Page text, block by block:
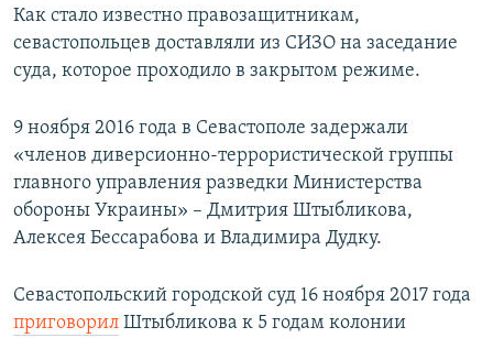
КРЫМ.НЕПОКОРЕННЫЙ
Все сайты RFE/RL
Как стало известно правозащитникам,
севастопольцев доставляли из СИЗО на заседание
суда, которое проходило в закрытом режиме.
9 ноября 2016 года в Севастополе задержали
«членов диверсионно-террористической группы
главного управления разведки Министерства
обороны Украины» – Дмитрия Штыбликова,
Алексея Бессарабова и Владимира Дудку.
Севастопольский городской суд 16 ноября 2017 года
приговорил Штыбликова к 5 годам колонии